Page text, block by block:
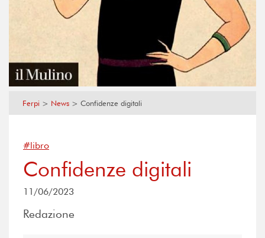
Ferpi > News > Confidenze digitali
#libro
Confidenze digitali
11/06/2023
Redazione